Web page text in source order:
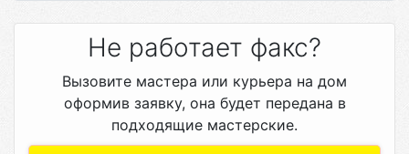
Не работает факс?
Вызовите мастера или курьера на дом
оформив заявку, она будет передана в
подходящие мастерские.